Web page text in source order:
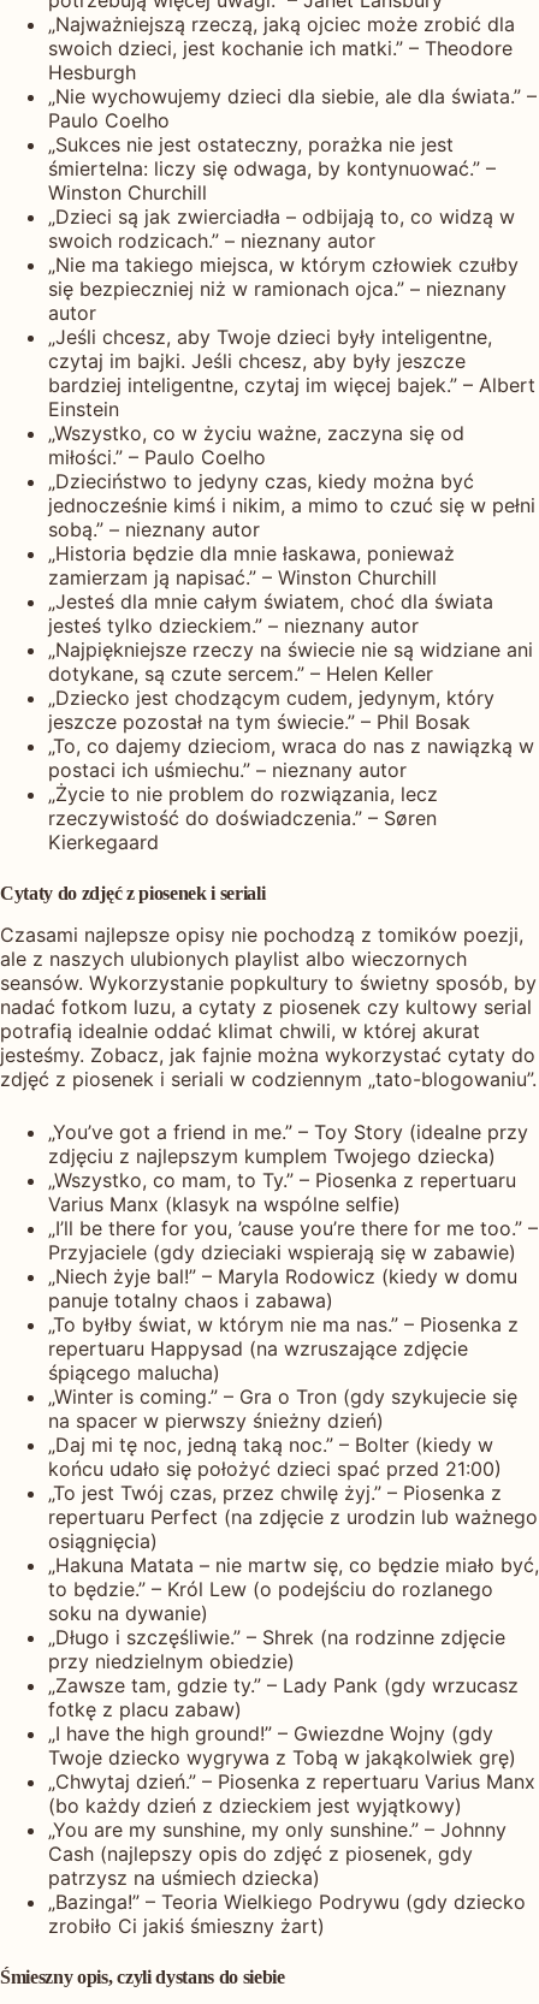
„Najważniejszą rzeczą, jaką ojciec może zrobić dla
swoich dzieci, jest kochanie ich matki.” – Theodore
Hesburgh
„Nie wychowujemy dzieci dla siebie, ale dla świata.” –
Paulo Coelho
„Sukces nie jest ostateczny, porażka nie jest
śmiertelna: liczy się odwaga, by kontynuować.” –
Winston Churchill
„Dzieci są jak zwierciadła – odbijają to, co widzą w
swoich rodzicach.” – nieznany autor
„Nie ma takiego miejsca, w którym człowiek czułby
się bezpieczniej niż w ramionach ojca.” – nieznany
autor
„Jeśli chcesz, aby Twoje dzieci były inteligentne,
czytaj im bajki. Jeśli chcesz, aby były jeszcze
bardziej inteligentne, czytaj im więcej bajek.” – Albert
Einstein
„Wszystko, co w życiu ważne, zaczyna się od
miłości.” – Paulo Coelho
„Dzieciństwo to jedyny czas, kiedy można być
jednocześnie kimś i nikim, a mimo to czuć się w pełni
sobą.” – nieznany autor
„Historia będzie dla mnie łaskawa, ponieważ
zamierzam ją napisać.” – Winston Churchill
„Jesteś dla mnie całym światem, choć dla świata
jesteś tylko dzieckiem.” – nieznany autor
„Najpiękniejsze rzeczy na świecie nie są widziane ani
dotykane, są czute sercem.” – Helen Keller
„Dziecko jest chodzącym cudem, jedynym, który
jeszcze pozostał na tym świecie.” – Phil Bosak
„To, co dajemy dzieciom, wraca do nas z nawiązką w
postaci ich uśmiechu.” – nieznany autor
„Życie to nie problem do rozwiązania, lecz
rzeczywistość do doświadczenia.” – Søren
Kierkegaard
Cytaty do zdjęć z piosenek i seriali
Czasami najlepsze opisy nie pochodzą z tomików poezji,
ale z naszych ulubionych playlist albo wieczornych
seansów. Wykorzystanie popkultury to świetny sposób, by
nadać fotkom luzu, a cytaty z piosenek czy kultowy serial
potrafią idealnie oddać klimat chwili, w której akurat
jesteśmy. Zobacz, jak fajnie można wykorzystać cytaty do
zdjęć z piosenek i seriali w codziennym „tato-blogowaniu”.
„You’ve got a friend in me.” – Toy Story (idealne przy
zdjęciu z najlepszym kumplem Twojego dziecka)
„Wszystko, co mam, to Ty.” – Piosenka z repertuaru
Varius Manx (klasyk na wspólne selfie)
„I’ll be there for you, ’cause you’re there for me too.” –
Przyjaciele (gdy dzieciaki wspierają się w zabawie)
„Niech żyje bal!” – Maryla Rodowicz (kiedy w domu
panuje totalny chaos i zabawa)
„To byłby świat, w którym nie ma nas.” – Piosenka z
repertuaru Happysad (na wzruszające zdjęcie
śpiącego malucha)
„Winter is coming.” – Gra o Tron (gdy szykujecie się
na spacer w pierwszy śnieżny dzień)
„Daj mi tę noc, jedną taką noc.” – Bolter (kiedy w
końcu udało się położyć dzieci spać przed 21:00)
„To jest Twój czas, przez chwilę żyj.” – Piosenka z
repertuaru Perfect (na zdjęcie z urodzin lub ważnego
osiągnięcia)
„Hakuna Matata – nie martw się, co będzie miało być,
to będzie.” – Król Lew (o podejściu do rozlanego
soku na dywanie)
„Długo i szczęśliwie.” – Shrek (na rodzinne zdjęcie
przy niedzielnym obiedzie)
„Zawsze tam, gdzie ty.” – Lady Pank (gdy wrzucasz
fotkę z placu zabaw)
„I have the high ground!” – Gwiezdne Wojny (gdy
Twoje dziecko wygrywa z Tobą w jakąkolwiek grę)
„Chwytaj dzień.” – Piosenka z repertuaru Varius Manx
(bo każdy dzień z dzieckiem jest wyjątkowy)
„You are my sunshine, my only sunshine.” – Johnny
Cash (najlepszy opis do zdjęć z piosenek, gdy
patrzysz na uśmiech dziecka)
„Bazinga!” – Teoria Wielkiego Podrywu (gdy dziecko
zrobiło Ci jakiś śmieszny żart)
Śmieszny opis, czyli dystans do siebie